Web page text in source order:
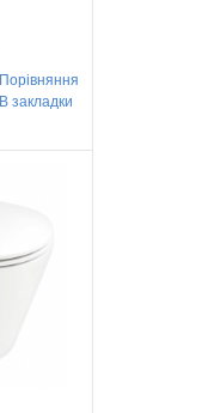
Порівняння
В закладки